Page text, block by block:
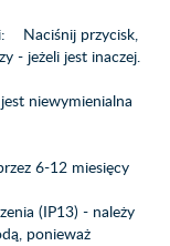
Naciśnij przycisk,
- jeżeli jest inaczej.
niewymienialna
6-12 miesięcy
(IP13) - należy
ponieważ